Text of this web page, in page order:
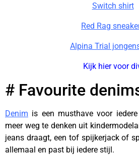
Switch shirt
Red Rag
Alpina Trial
Kijk hier voor
# Favourite
Denim is een musthave voor
meer weg te denken uit
jeans draagt, een tof spijkerjack of
allemaal en past bij iedere stijl.